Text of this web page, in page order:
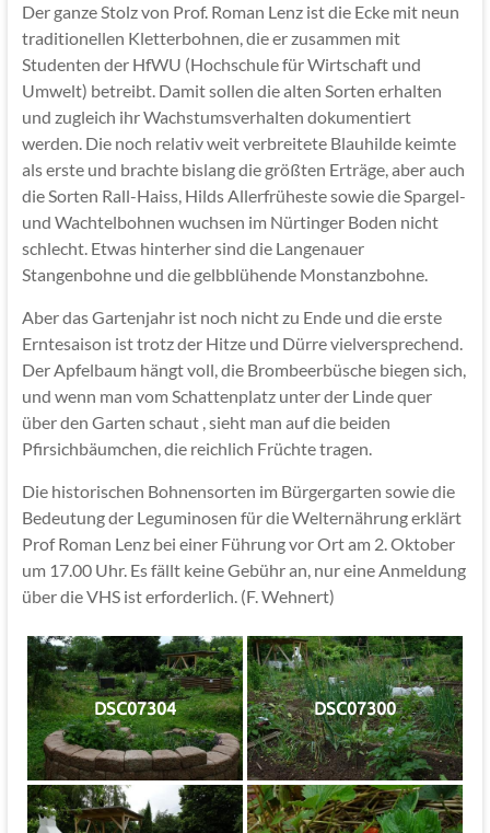
Der ganze Stolz von Prof. Roman Lenz ist die Ecke mit neun
traditionellen Kletterbohnen, die er zusammen mit
Studenten der HfWU (Hochschule für Wirtschaft und
Umwelt) betreibt. Damit sollen die alten Sorten erhalten
und zugleich ihr Wachstumsverhalten dokumentiert
werden. Die noch relativ weit verbreitete Blauhilde keimte
als erste und brachte bislang die größten Erträge, aber auch
die Sorten Rall-Haiss, Hilds Allerfrüheste sowie die Spargel-
und Wachtelbohnen wuchsen im Nürtinger Boden nicht
schlecht. Etwas hinterher sind die Langenauer
Stangenbohne und die gelbblühende Monstanzbohne.
Aber das Gartenjahr ist noch nicht zu Ende und die erste
Erntesaison ist trotz der Hitze und Dürre vielversprechend.
Der Apfelbaum hängt voll, die Brombeerbüsche biegen sich,
und wenn man vom Schattenplatz unter der Linde quer
über den Garten schaut , sieht man auf die beiden
Pfirsichbäumchen, die reichlich Früchte tragen.
Die historischen Bohnensorten im Bürgergarten sowie die
Bedeutung der Leguminosen für die Welternährung erklärt
Prof Roman Lenz bei einer Führung vor Ort am 2. Oktober
um 17.00 Uhr. Es fällt keine Gebühr an, nur eine Anmeldung
über die VHS ist erforderlich. (F. Wehnert)
DSC07304 DSC07300